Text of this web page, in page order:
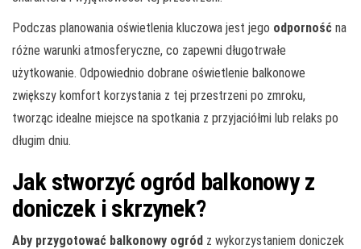
Podczas planowania oświetlenia kluczowa jest jego odporność na
różne warunki atmosferyczne, co zapewni długotrwałe
użytkowanie. Odpowiednio dobrane oświetlenie balkonowe
zwiększy komfort korzystania z tej przestrzeni po zmroku,
tworząc idealne miejsce na spotkania z przyjaciółmi lub relaks po
długim dniu.
Jak stworzyć ogród balkonowy z
doniczek i skrzynek?
Aby przygotować balkonowy ogród z wykorzystaniem doniczek